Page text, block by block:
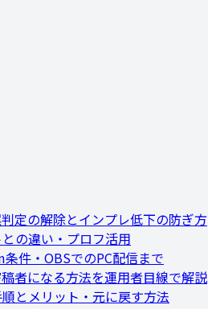
定の解除とインプレ低下の防ぎ方
の違い・プロフ活用
件・OBSでのPC配信まで
者になる方法を運用者目線で解説
とメリット・元に戻す方法